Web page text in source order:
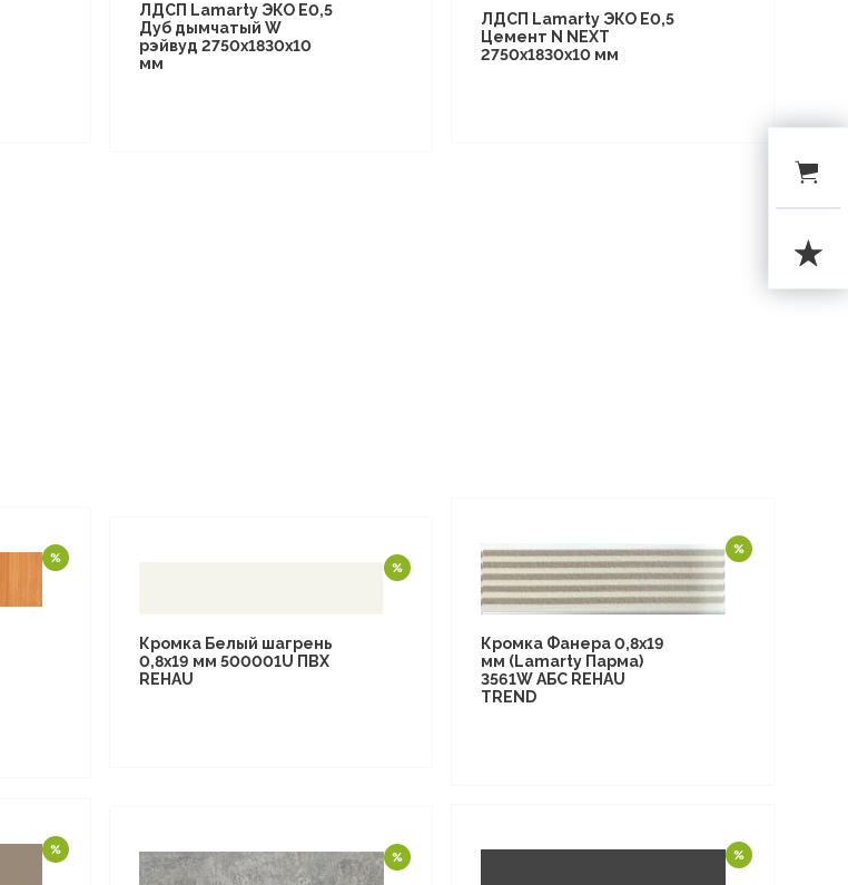
ЛДСП Lamarty ЭКО E0,5
Дуб дымчатый W
рэйвуд 2750х1830х10
мм
ЛДСП Lamarty ЭКО E0,5
Цемент N NEXT
2750х1830х10 мм
Кромка Белый шагрень
0,8х19 мм 500001U ПВХ
REHAU
Кромка Фанера 0,8х19
мм (Lamarty Парма)
3561W АБС REHAU
TREND